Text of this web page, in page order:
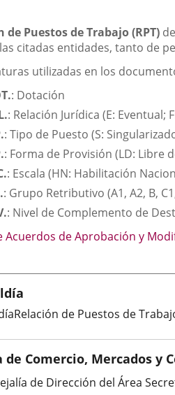
de Puestos de Trabajo (RPT)
citadas entidades, tanto de
utilizadas en los
: Dotación
: Relación Jurídica (E: Eventual;
: Tipo de Puesto (S:
: Forma de Provisión (LD: Libre
: Escala (HN: Habilitación
: Grupo Retributivo (A1, A2, B,
: Nivel de Complemento de
Acuerdos de Aprobación y
de Puestos de
de Comercio, Mercados y
de Dirección del Área